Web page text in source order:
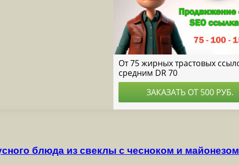
блюда из свеклы с чесноком и майонезом